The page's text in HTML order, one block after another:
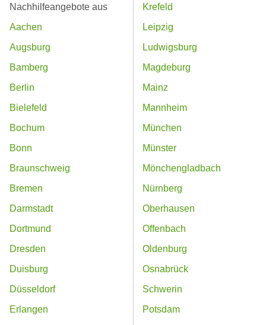
Nachhilfeangebote aus
Aachen
Augsburg
Bamberg
Berlin
Bielefeld
Bochum
Bonn
Braunschweig
Bremen
Darmstadt
Dortmund
Dresden
Duisburg
Düsseldorf
Erlangen
Krefeld
Leipzig
Ludwigsburg
Magdeburg
Mainz
Mannheim
München
Münster
Mönchengladbach
Nürnberg
Oberhausen
Offenbach
Oldenburg
Osnabrück
Schwerin
Potsdam